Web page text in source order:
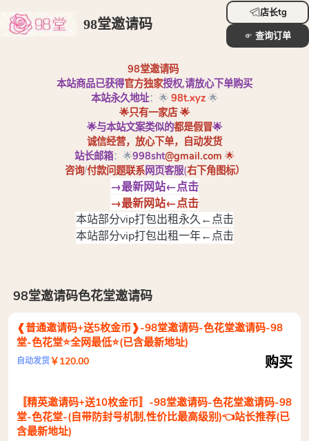
98堂邀请码
店长tg
查询订单
98堂邀请码
本站商品已获得官方独家授权,请放心下单购买
本站永久地址：🌟 98t.xyz 🌟
🌟只有一家店 🌟
🌟与本站文案类似的都是假冒🌟
诚信经营，放心下单，自动发货
站长邮箱：🌟998sht@gmail.com 🌟
咨询/付款问题联系网页客服(右下角图标）
→最新网站←点击
→最新网站←点击
本站部分vip打包出租永久←点击
本站部分vip打包出租一年←点击
98堂邀请码色花堂邀请码
❰普通邀请码+送5枚金币❱-98堂邀请码-色花堂邀请码-98
堂-色花堂⭐全网最低⭐(已含最新地址)
自动发货￥120.00 购买
〚精英邀请码+送10枚金币〛-98堂邀请码-色花堂邀请码-98
堂-色花堂-(自带防封号机制,性价比最高级别)👈站长推荐(已
含最新地址)